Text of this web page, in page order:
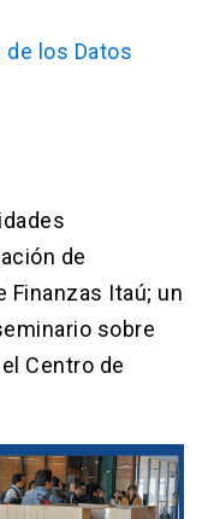
los Datos
de
Finanzas Itaú; un
sobre
Centro de